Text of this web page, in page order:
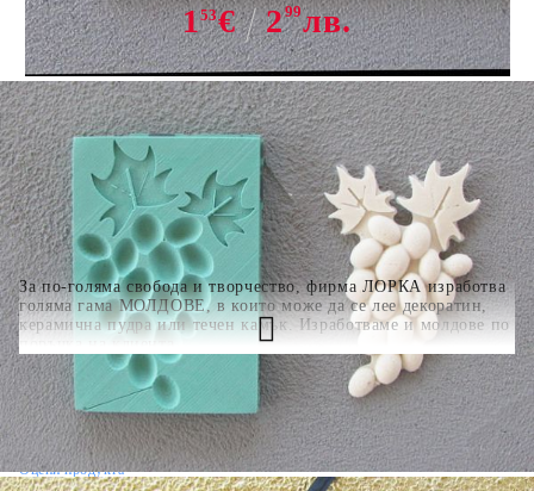
153€ 299лв.
ИЗЧЕРПАНО КОЛИЧЕСТВО
За по-голяма свобода и творчество, фирма ЛОРКА изработва
голяма гама МОЛДОВЕ, в които може да се лее декоратин,
керамична пудра или течен камък. Изработваме и молдове по
поръчка на клиента.
Оцени продукта